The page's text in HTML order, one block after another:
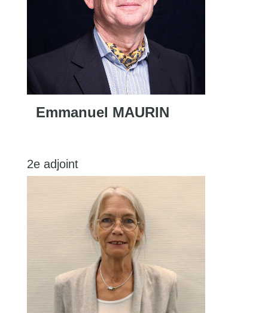
Emmanuel MAURIN
2e adjoint